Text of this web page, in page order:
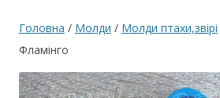
Головна / Молди / Молди птахи,звірі
Фламінго